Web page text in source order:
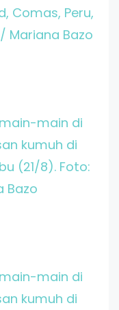
Comas, Peru,
Mariana Bazo
main di
kumuh di
(21/8). Foto:
Bazo
main di
kumuh di